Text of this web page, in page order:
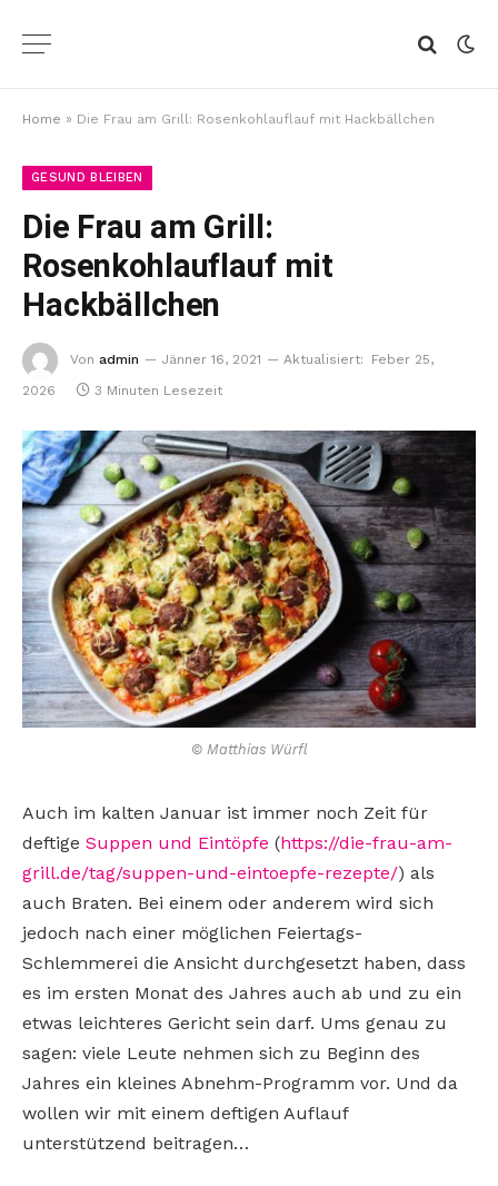
Home » Die Frau am Grill: Rosenkohlauflauf mit Hackbällchen
GESUND BLEIBEN
Die Frau am Grill:
Rosenkohlauflauf mit
Hackbällchen
Von admin Jänner 16, 2021 Aktualisiert:
Feber 25,
2026
3 Minuten Lesezeit
© Matthias Würfl
Auch im kalten Januar ist immer noch Zeit für
deftige Suppen und Eintöpfe (https://die-frau-am-
grill.de/tag/suppen-und-eintoepfe-rezepte/) als
auch Braten. Bei einem oder anderem wird sich
jedoch nach einer möglichen Feiertags-
Schlemmerei die Ansicht durchgesetzt haben, dass
es im ersten Monat des Jahres auch ab und zu ein
etwas leichteres Gericht sein darf. Ums genau zu
sagen: viele Leute nehmen sich zu Beginn des
Jahres ein kleines Abnehm-Programm vor. Und da
wollen wir mit einem deftigen Auflauf
unterstützend beitragen…